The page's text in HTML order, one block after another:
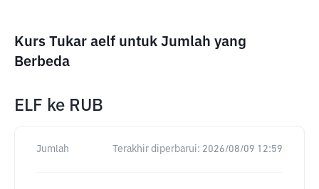
Kurs Tukar aelf untuk Jumlah yang
Berbeda
ELF ke RUB
Jumlah Terakhir diperbarui: 2026/08/09 12:59